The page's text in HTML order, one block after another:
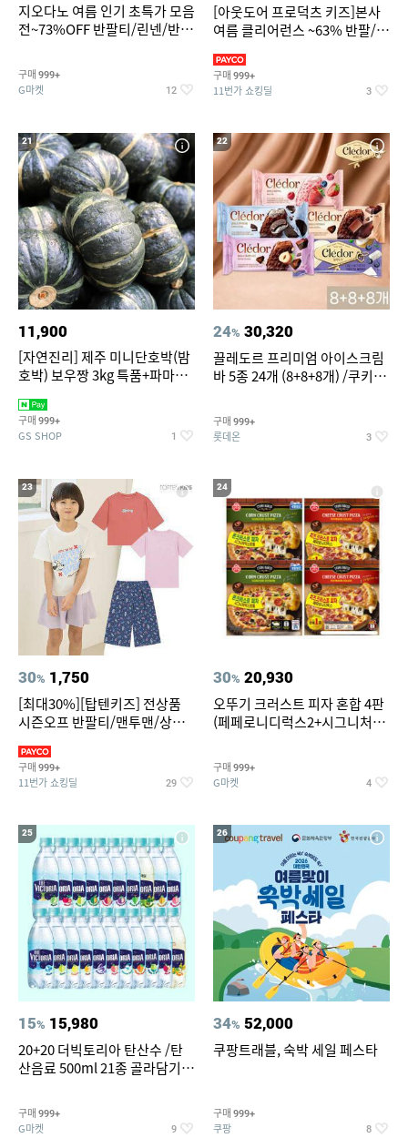
지오다노 여름 인기 초특가 모음
전~73%OFF 반팔티/린넨/반바
구매 999+
G마켓 12
[아웃도어 프로덕츠 키즈]본사
여름 클리어런스 ~63% 반팔/반
구매 999+
11번가 쇼킹딜 3
21
11,900
[자연진리] 제주 미니단호박(밤
호박) 보우짱 3kg 특품+파마산
구매 999+
GS SHOP 1
22
24% 30,320
끌레도르 프리미엄 아이스크림
바 5종 24개 (8+8+8개) /쿠키앤
구매 999+
롯데온 3
23
30% 1,750
[최대30%][탑텐키즈] 전상품
시즌오프 반팔티/맨투맨/상하
구매 999+
11번가 쇼킹딜 29
24
30% 20,930
오뚜기 크러스트 피자 혼합 4판
(페페로니디럭스2+시그니처익
구매 999+
G마켓 4
25
15% 15,980
20+20 더빅토리아 탄산수 /탄
산음료 500ml 21종 골라담기
구매 999+
G마켓 9
26
34% 52,000
쿠팡트래블, 숙박 세일 페스타
구매 999+
쿠팡 8